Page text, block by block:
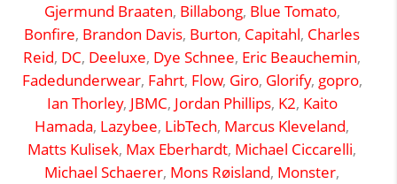
Gjermund Braaten, Billabong, Blue Tomato,
Bonfire, Brandon Davis, Burton, Capitahl, Charles
Reid, DC, Deeluxe, Dye Schnee, Eric Beauchemin,
Fadedunderwear, Fahrt, Flow, Giro, Glorify, gopro,
Ian Thorley, JBMC, Jordan Phillips, K2, Kaito
Hamada, Lazybee, LibTech, Marcus Kleveland,
Matts Kulisek, Max Eberhardt, Michael Ciccarelli,
Michael Schaerer, Mons Røisland, Monster,